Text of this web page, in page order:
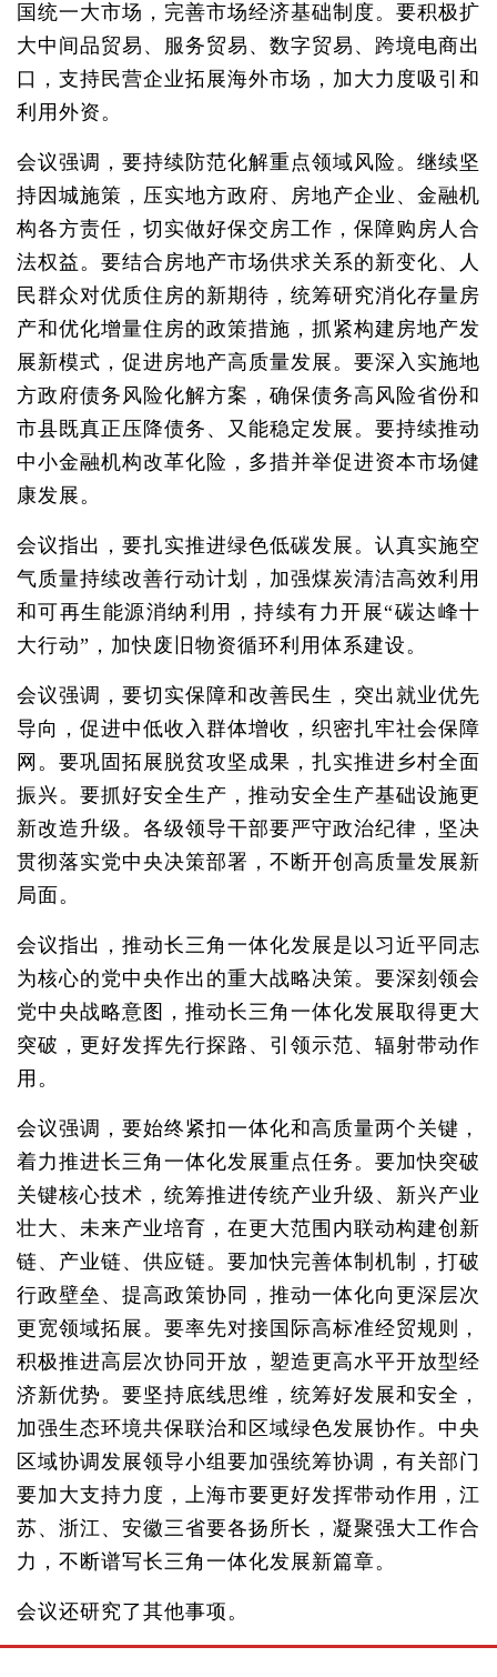
国统一大市场，完善市场经济基础制度。要积极扩
大中间品贸易、服务贸易、数字贸易、跨境电商出
口，支持民营企业拓展海外市场，加大力度吸引和
利用外资。
会议强调，要持续防范化解重点领域风险。继续坚
持因城施策，压实地方政府、房地产企业、金融机
构各方责任，切实做好保交房工作，保障购房人合
法权益。要结合房地产市场供求关系的新变化、人
民群众对优质住房的新期待，统筹研究消化存量房
产和优化增量住房的政策措施，抓紧构建房地产发
展新模式，促进房地产高质量发展。要深入实施地
方政府债务风险化解方案，确保债务高风险省份和
市县既真正压降债务、又能稳定发展。要持续推动
中小金融机构改革化险，多措并举促进资本市场健
康发展。
会议指出，要扎实推进绿色低碳发展。认真实施空
气质量持续改善行动计划，加强煤炭清洁高效利用
和可再生能源消纳利用，持续有力开展“碳达峰十
大行动”，加快废旧物资循环利用体系建设。
会议强调，要切实保障和改善民生，突出就业优先
导向，促进中低收入群体增收，织密扎牢社会保障
网。要巩固拓展脱贫攻坚成果，扎实推进乡村全面
振兴。要抓好安全生产，推动安全生产基础设施更
新改造升级。各级领导干部要严守政治纪律，坚决
贯彻落实党中央决策部署，不断开创高质量发展新
局面。
会议指出，推动长三角一体化发展是以习近平同志
为核心的党中央作出的重大战略决策。要深刻领会
党中央战略意图，推动长三角一体化发展取得更大
突破，更好发挥先行探路、引领示范、辐射带动作
用。
会议强调，要始终紧扣一体化和高质量两个关键，
着力推进长三角一体化发展重点任务。要加快突破
关键核心技术，统筹推进传统产业升级、新兴产业
壮大、未来产业培育，在更大范围内联动构建创新
链、产业链、供应链。要加快完善体制机制，打破
行政壁垒、提高政策协同，推动一体化向更深层次
更宽领域拓展。要率先对接国际高标准经贸规则，
积极推进高层次协同开放，塑造更高水平开放型经
济新优势。要坚持底线思维，统筹好发展和安全，
加强生态环境共保联治和区域绿色发展协作。中央
区域协调发展领导小组要加强统筹协调，有关部门
要加大支持力度，上海市要更好发挥带动作用，江
苏、浙江、安徽三省要各扬所长，凝聚强大工作合
力，不断谱写长三角一体化发展新篇章。
会议还研究了其他事项。